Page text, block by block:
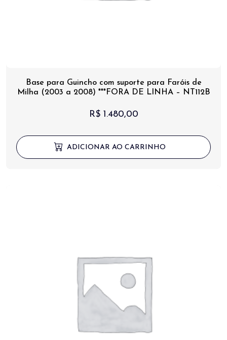
Base para Guincho com suporte para Faróis de
Milha (2003 a 2008) ***FORA DE LINHA – NT112B
R$1.480,00
ADICIONAR AO CARRINHO